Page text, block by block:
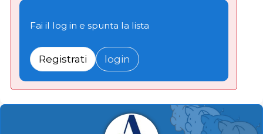
Fai il log in e spunta la lista
Registrati login